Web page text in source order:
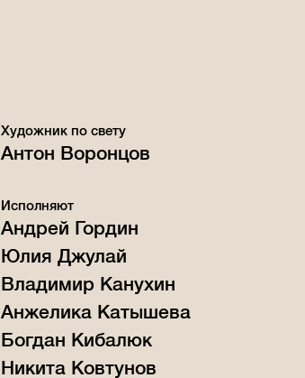
Художник по свету
Антон Воронцов
Исполняют
Андрей Гордин
Юлия Джулай
Владимир Канухин
Анжелика Катышева
Богдан Кибалюк
Никита Ковтунов